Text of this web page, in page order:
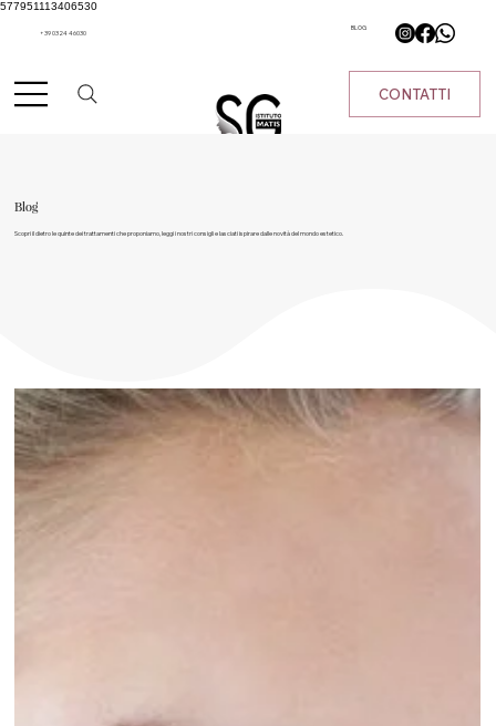
577951113406530
+39 0324 46030
BLOG
CONTATTI
Blog
Scopri il dietro le quinte dei trattamenti che proponiamo, leggi i nostri consigli e lasciati ispirare dalle novità del mondo estetico.